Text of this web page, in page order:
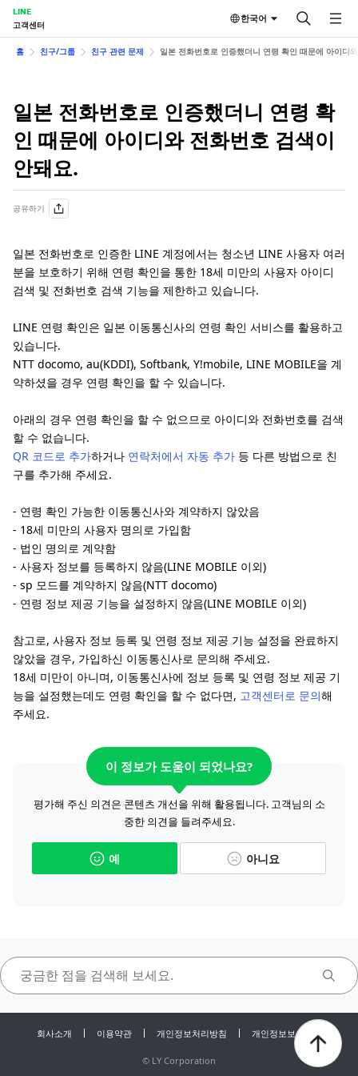
LINE
고객센터
한국어
홈 친구/그룹 친구 관련 문제 일본 전화번호로 인증했더니 연령 확인 때문에 아이디
일본 전화번호로 인증했더니 연령 확
인 때문에 아이디와 전화번호 검색이
안돼요.
공유하기
일본 전화번호로 인증한 LINE 계정에서는 청소년 LINE 사용자 여러
분을 보호하기 위해 연령 확인을 통한 18세 미만의 사용자 아이디
검색 및 전화번호 검색 기능을 제한하고 있습니다.
LINE 연령 확인은 일본 이동통신사의 연령 확인 서비스를 활용하고
있습니다.
NTT docomo, au(KDDI), Softbank, Y!mobile, LINE MOBILE을 계
약하셨을 경우 연령 확인을 할 수 있습니다.
아래의 경우 연령 확인을 할 수 없으므로 아이디와 전화번호를 검색
할 수 없습니다.
QR 코드로 추가하거나 연락처에서 자동 추가 등 다른 방법으로 친
구를 추가해 주세요.
- 연령 확인 가능한 이동통신사와 계약하지 않았음
- 18세 미만의 사용자 명의로 가입함
- 법인 명의로 계약함
- 사용자 정보를 등록하지 않음(LINE MOBILE 이외)
- sp 모드를 계약하지 않음(NTT docomo)
- 연령 정보 제공 기능을 설정하지 않음(LINE MOBILE 이외)
참고로, 사용자 정보 등록 및 연령 정보 제공 기능 설정을 완료하지
않았을 경우, 가입하신 이동통신사로 문의해 주세요.
18세 미만이 아니며, 이동통신사에 정보 등록 및 연령 정보 제공 기
능을 설정했는데도 연령 확인을 할 수 없다면, 고객센터로 문의해
주세요.
이 정보가 도움이 되었나요?
평가해 주신 의견은 콘텐츠 개선을 위해 활용됩니다. 고객님의 소
중한 의견을 들려주세요.
예 아니요
회사소개 이용약관 개인정보처리방침 개인정보보호센터
© LY Corporation